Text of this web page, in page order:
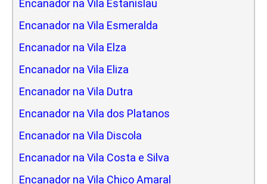
Encanador na Vila Estanislau
Encanador na Vila Esmeralda
Encanador na Vila Elza
Encanador na Vila Eliza
Encanador na Vila Dutra
Encanador na Vila dos Platanos
Encanador na Vila Discola
Encanador na Vila Costa e Silva
Encanador na Vila Chico Amaral